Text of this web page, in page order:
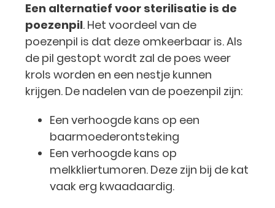
Een alternatief voor sterilisatie is de
poezenpil. Het voordeel van de
poezenpil is dat deze omkeerbaar is. Als
de pil gestopt wordt zal de poes weer
krols worden en een nestje kunnen
krijgen. De nadelen van de poezenpil zijn:
Een verhoogde kans op een
baarmoederontsteking
Een verhoogde kans op
melkkliertumoren. Deze zijn bij de kat
vaak erg kwaadaardig.